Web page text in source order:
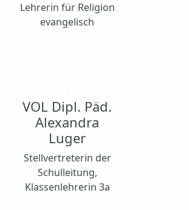
Lehrerin für Religion
evangelisch
VOL Dipl. Päd.
Alexandra
Luger
Stellvertreterin der
Schulleitung,
Klassenlehrerin 3a